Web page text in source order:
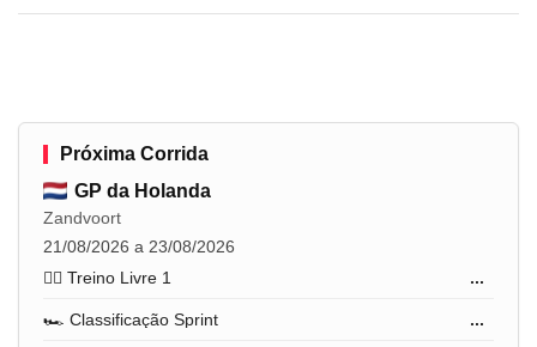
Próxima Corrida
GP da Holanda
Zandvoort
21/08/2026 a 23/08/2026
🏋️‍♂️ Treino Livre 1
...
🏎️ Classificação Sprint ...